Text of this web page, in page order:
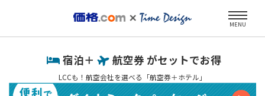
MENU
宿泊＋ 航空券 がセットでお得
LCCも！航空会社を選べる「航空券＋ホテル」